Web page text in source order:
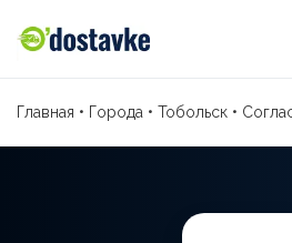
Главная • Города • Тобольск •